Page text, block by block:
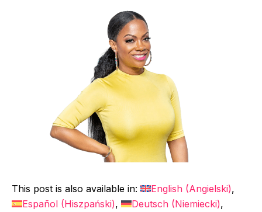
This post is also available in: English (Angielski)
Español (Hiszpański) Deutsch (Niemiecki)